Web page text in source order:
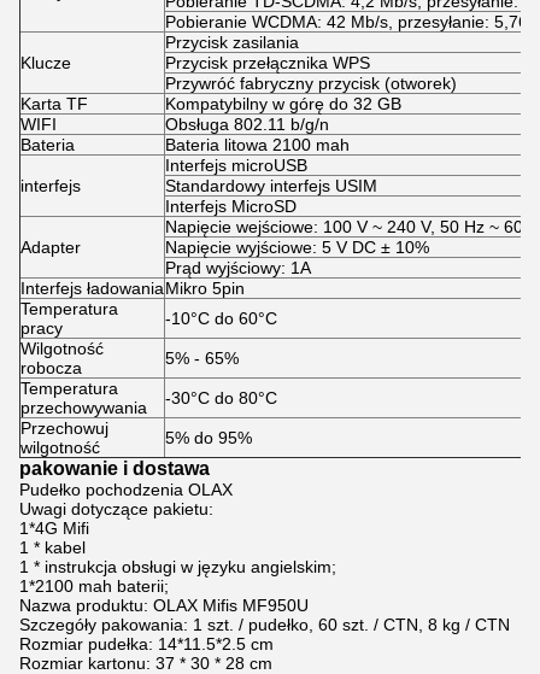
Pobieranie WCDMA: 42 Mb/s, przesyłanie: 5,76
Klucze
Przycisk zasilania
Przycisk przełącznika WPS
Przywróć fabryczny przycisk (otworek)
Karta TF
Kompatybilny w górę do 32 GB
WIFI
Obsługa 802.11 b/g/n
Bateria
Bateria litowa 2100 mah
interfejs
Interfejs microUSB
Standardowy interfejs USIM
Interfejs MicroSD
Adapter
Napięcie wejściowe: 100 V ~ 240 V, 50 Hz ~ 60
Napięcie wyjściowe: 5 V DC ± 10%
Prąd wyjściowy: 1A
Interfejs ładowaniaMikro 5pin
Temperatura
pracy
-10°C do 60°C
Wilgotność
robocza
5% - 65%
Temperatura
przechowywania
-30°C do 80°C
Przechowuj
wilgotność
5% do 95%
pakowanie i dostawa
Pudełko pochodzenia OLAX
Uwagi dotyczące pakietu:
1*4G Mifi
1 * kabel
1 * instrukcja obsługi w języku angielskim;
1*2100 mah baterii;
Nazwa produktu: OLAX Mifis MF950U
Szczegóły pakowania: 1 szt. / pudełko, 60 szt. / CTN, 8 kg / CTN
Rozmiar pudełka: 14*11.5*2.5 cm
Rozmiar kartonu: 37 * 30 * 28 cm